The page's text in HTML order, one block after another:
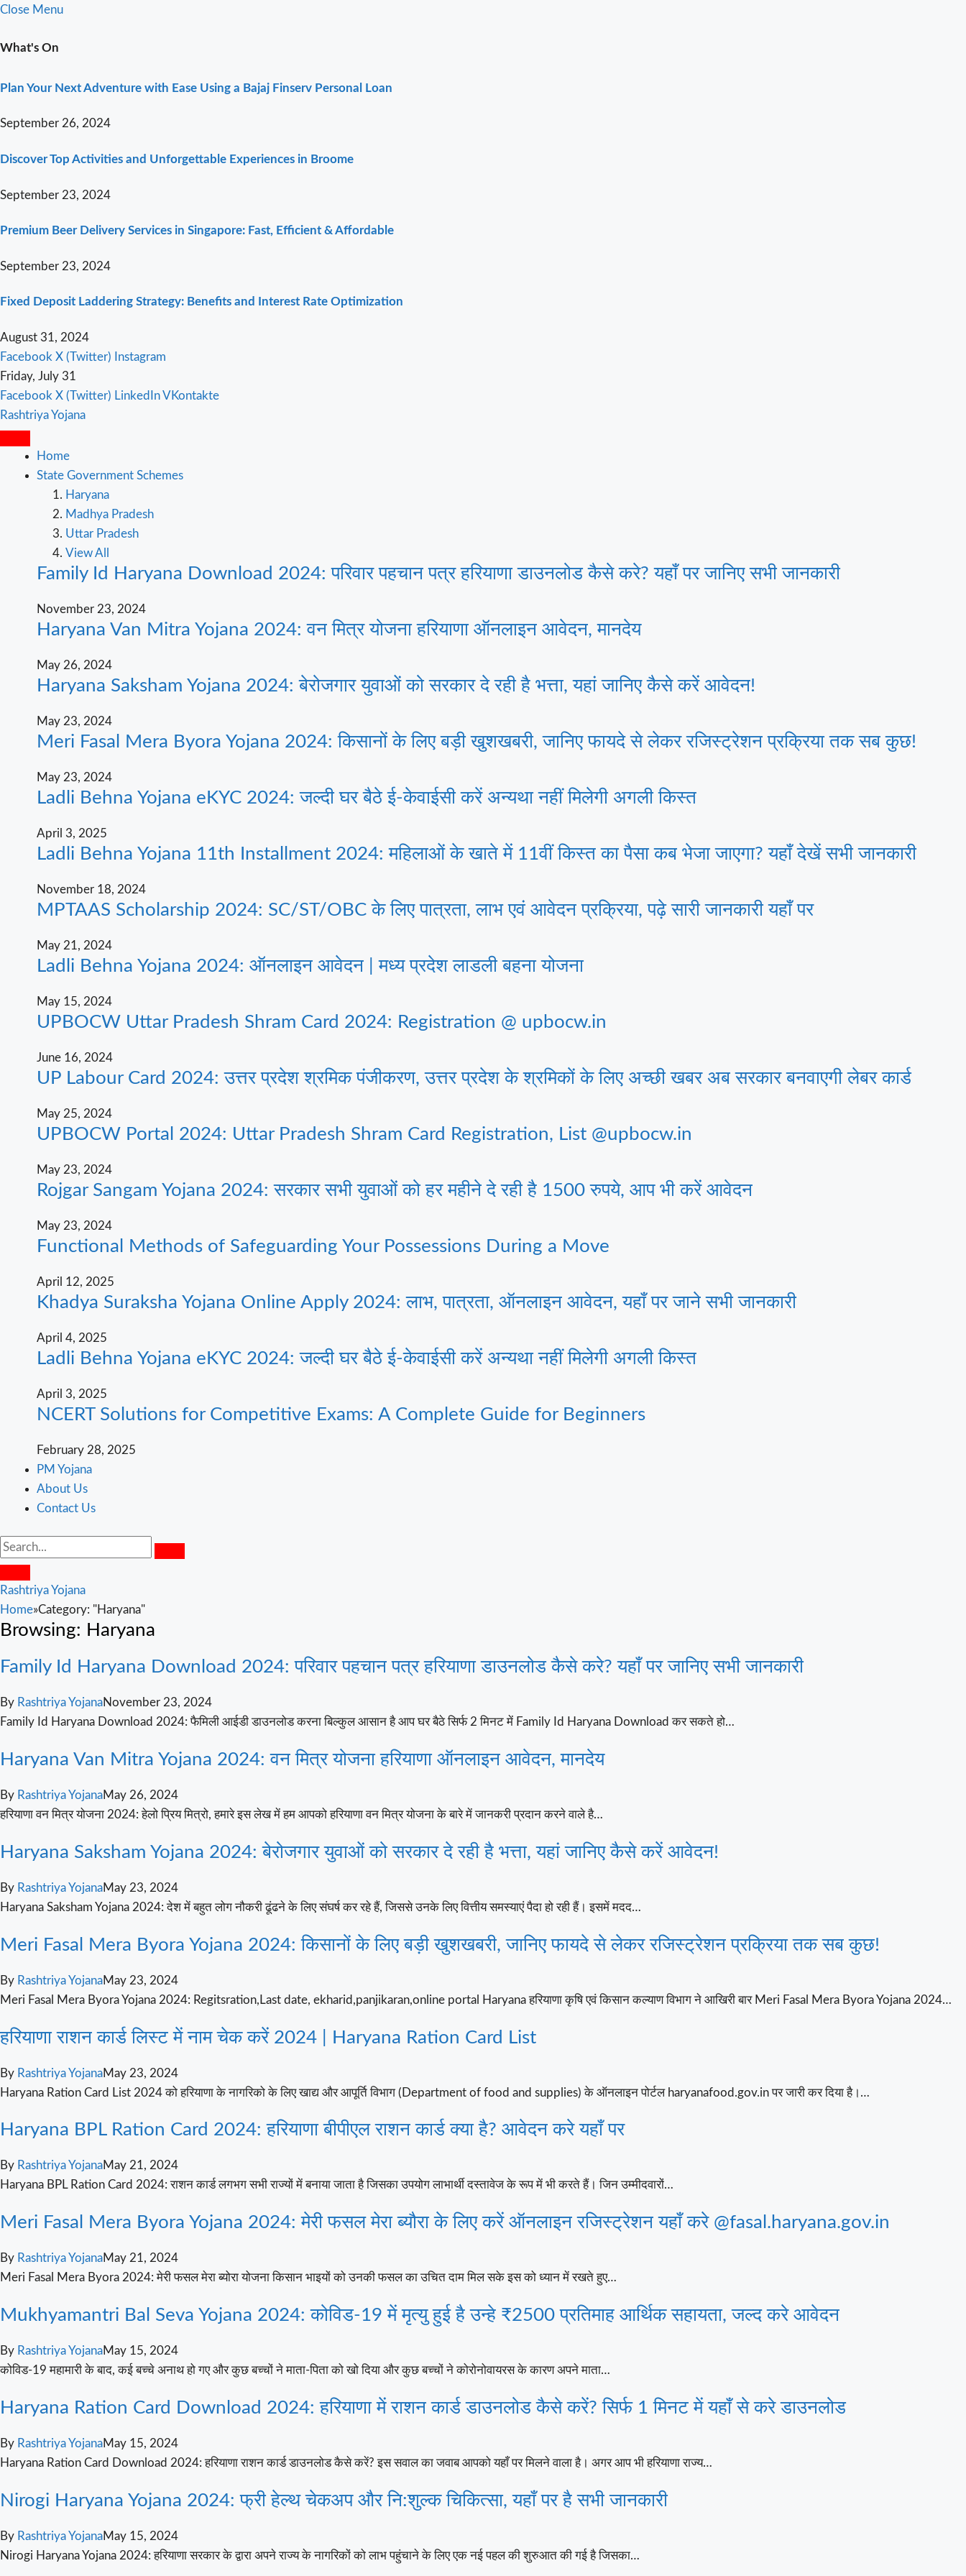
Close Menu
What's On
Plan Your Next Adventure with Ease Using a Bajaj Finserv Personal Loan
September 26, 2024
Discover Top Activities and Unforgettable Experiences in Broome
September 23, 2024
Premium Beer Delivery Services in Singapore: Fast, Efficient & Affordable
September 23, 2024
Fixed Deposit Laddering Strategy: Benefits and Interest Rate Optimization
August 31, 2024
Facebook X (Twitter)
Instagram
Friday, July 31
Facebook X (Twitter) LinkedInVKontakte
Rashtriya Yojana
Home
State Government Schemes
Haryana
Madhya Pradesh
Uttar Pradesh
View All
Family Id Haryana Download 2024: परिवार पहचान पत्र हरियाणा डाउनलोड कैसे करे? यहाँ पर जानिए सभी जानकारी
November 23, 2024
Haryana Van Mitra Yojana 2024: वन मित्र योजना हरियाणा ऑनलाइन आवेदन, मानदेय
May 26, 2024
Haryana Saksham Yojana 2024: बेरोजगार युवाओं को सरकार दे रही है भत्ता, यहां जानिए कैसे करें आवेदन!
May 23, 2024
Meri Fasal Mera Byora Yojana 2024: किसानों के लिए बड़ी खुशखबरी, जानिए फायदे से लेकर रजिस्ट्रेशन प्रक्रिया तक सब कुछ!
May 23, 2024
Ladli Behna Yojana eKYC 2024: जल्दी घर बैठे ई-केवाईसी करें अन्यथा नहीं मिलेगी अगली किस्त
April 3, 2025
Ladli Behna Yojana 11th Installment 2024: महिलाओं के खाते में 11वीं किस्त का पैसा कब भेजा जाएगा? यहाँ देखें सभी जानकारी
November 18, 2024
MPTAAS Scholarship 2024: SC/ST/OBC के लिए पात्रता, लाभ एवं आवेदन प्रक्रिया, पढ़े सारी जानकारी यहाँ पर
May 21, 2024
Ladli Behna Yojana 2024: ऑनलाइन आवेदन | मध्य प्रदेश लाडली बहना योजना
May 15, 2024
UPBOCW Uttar Pradesh Shram Card 2024: Registration @ upbocw.in
June 16, 2024
UP Labour Card 2024: उत्तर प्रदेश श्रमिक पंजीकरण, उत्तर प्रदेश के श्रमिकों के लिए अच्छी खबर अब सरकार बनवाएगी लेबर कार्ड
May 25, 2024
UPBOCW Portal 2024: Uttar Pradesh Shram Card Registration, List @upbocw.in
May 23, 2024
Rojgar Sangam Yojana 2024: सरकार सभी युवाओं को हर महीने दे रही है 1500 रुपये, आप भी करें आवेदन
May 23, 2024
Functional Methods of Safeguarding Your Possessions During a Move
April 12, 2025
Khadya Suraksha Yojana Online Apply 2024: लाभ, पात्रता, ऑनलाइन आवेदन, यहाँ पर जाने सभी जानकारी
April 4, 2025
Ladli Behna Yojana eKYC 2024: जल्दी घर बैठे ई-केवाईसी करें अन्यथा नहीं मिलेगी अगली किस्त
April 3, 2025
NCERT Solutions for Competitive Exams: A Complete Guide for Beginners
February 28, 2025
PM Yojana
About Us
Contact Us
Rashtriya Yojana
Home»Category: "Haryana"
Browsing: Haryana
Family Id Haryana Download 2024: परिवार पहचान पत्र हरियाणा डाउनलोड कैसे करे? यहाँ पर जानिए सभी जानकारी
By Rashtriya YojanaNovember 23, 2024
Family Id Haryana Download 2024: फैमिली आईडी डाउनलोड करना बिल्कुल आसान है आप घर बैठे सिर्फ 2 मिनट में Family Id Haryana Download कर सकते हो…
Haryana Van Mitra Yojana 2024: वन मित्र योजना हरियाणा ऑनलाइन आवेदन, मानदेय
By Rashtriya YojanaMay 26, 2024
हरियाणा वन मित्र योजना 2024: हेलो प्रिय मित्रो, हमारे इस लेख में हम आपको हरियाणा वन मित्र योजना के बारे में जानकरी प्रदान करने वाले है…
Haryana Saksham Yojana 2024: बेरोजगार युवाओं को सरकार दे रही है भत्ता, यहां जानिए कैसे करें आवेदन!
By Rashtriya YojanaMay 23, 2024
Haryana Saksham Yojana 2024: देश में बहुत लोग नौकरी ढूंढने के लिए संघर्ष कर रहे हैं, जिससे उनके लिए वित्तीय समस्याएं पैदा हो रही हैं। इसमें मदद…
Meri Fasal Mera Byora Yojana 2024: किसानों के लिए बड़ी खुशखबरी, जानिए फायदे से लेकर रजिस्ट्रेशन प्रक्रिया तक सब कुछ!
By Rashtriya YojanaMay 23, 2024
Meri Fasal Mera Byora Yojana 2024: Regitsration,Last date, ekharid,panjikaran,online portal Haryana हरियाणा कृषि एवं किसान कल्याण विभाग ने आखिरी बार Meri Fasal Mera Byora Yojana 2024…
हरियाणा राशन कार्ड लिस्ट में नाम चेक करें 2024 | Haryana Ration Card List
By Rashtriya YojanaMay 23, 2024
Haryana Ration Card List 2024 को हरियाणा के नागरिको के लिए खाद्य और आपूर्ति विभाग (Department of food and supplies) के ऑनलाइन पोर्टल haryanafood.gov.in पर जारी कर दिया है।…
Haryana BPL Ration Card 2024: हरियाणा बीपीएल राशन कार्ड क्या है? आवेदन करे यहाँ पर
By Rashtriya YojanaMay 21, 2024
Haryana BPL Ration Card 2024: राशन कार्ड लगभग सभी राज्यों में बनाया जाता है जिसका उपयोग लाभार्थी दस्तावेज के रूप में भी करते हैं। जिन उम्मीदवारों…
Meri Fasal Mera Byora Yojana 2024: मेरी फसल मेरा ब्यौरा के लिए करें ऑनलाइन रजिस्ट्रेशन यहाँ करे @fasal.haryana.gov.in
By Rashtriya YojanaMay 21, 2024
Meri Fasal Mera Byora 2024: मेरी फसल मेरा ब्योरा योजना किसान भाइयों को उनकी फसल का उचित दाम मिल सके इस को ध्यान में रखते हुए…
Mukhyamantri Bal Seva Yojana 2024: कोविड-19 में मृत्यु हुई है उन्हे ₹2500 प्रतिमाह आर्थिक सहायता, जल्द करे आवेदन
By Rashtriya YojanaMay 15, 2024
कोविड-19 महामारी के बाद, कई बच्चे अनाथ हो गए और कुछ बच्चों ने माता-पिता को खो दिया और कुछ बच्चों ने कोरोनोवायरस के कारण अपने माता…
Haryana Ration Card Download 2024: हरियाणा में राशन कार्ड डाउनलोड कैसे करें? सिर्फ 1 मिनट में यहाँ से करे डाउनलोड
By Rashtriya YojanaMay 15, 2024
Haryana Ration Card Download 2024: हरियाणा राशन कार्ड डाउनलोड कैसे करें? इस सवाल का जवाब आपको यहाँ पर मिलने वाला है। अगर आप भी हरियाणा राज्य…
Nirogi Haryana Yojana 2024: फ्री हेल्थ चेकअप और नि:शुल्क चिकित्सा, यहाँ पर है सभी जानकारी
By Rashtriya YojanaMay 15, 2024
Nirogi Haryana Yojana 2024: हरियाणा सरकार के द्वारा अपने राज्य के नागरिकों को लाभ पहुंचाने के लिए एक नई पहल की शुरुआत की गई है जिसका…